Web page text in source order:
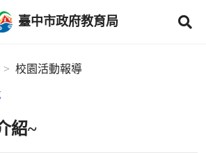
臺中市政府教育局
校園活動報導
紹~